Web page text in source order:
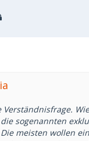
Verständnisfrage.
sogenannten
meisten wollen